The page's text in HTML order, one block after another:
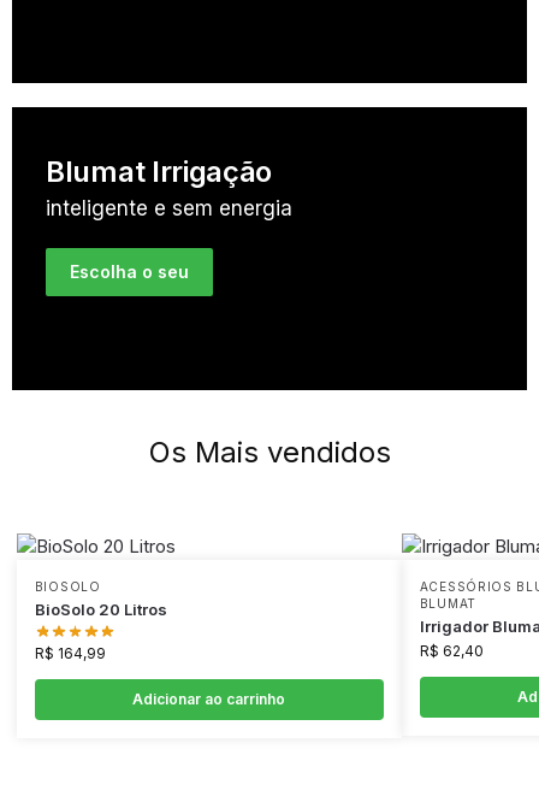
Blumat Irrigação
inteligente e sem energia
Escolha o seu
Os Mais vendidos
BIOSOLO
BioSolo 20 Litros
R$ 164,99
Adicionar ao carrinho
ACESSÓRIOS
BLUMAT
Irrigador
R$ 62,40